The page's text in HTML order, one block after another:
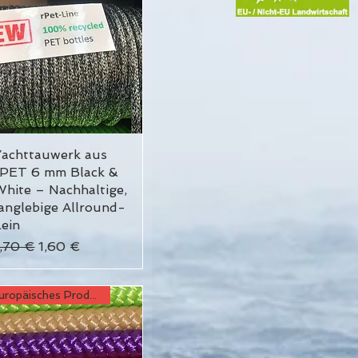
Schnellansicht
aus
6 mm Black &
– Nachhaltige,
Allround-
€ Sale-Preis
1,60 €